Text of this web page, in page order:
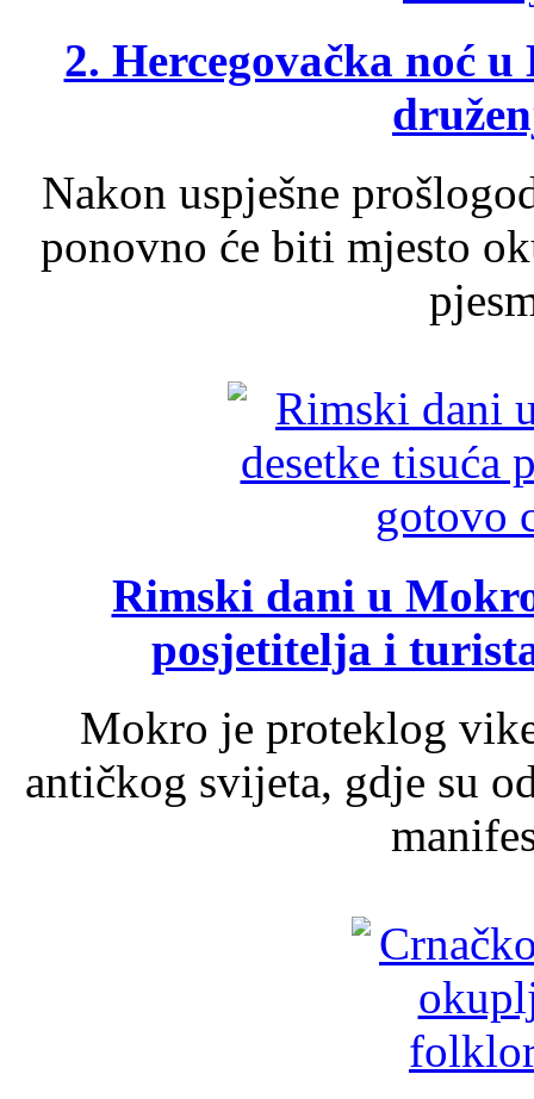
2. Hercegovačka noć
Nakon uspješne
ponovno će biti mjesto
Rimski dani u
posjetitelja i
Mokro je proteklog
antičkog svijeta, gdje su